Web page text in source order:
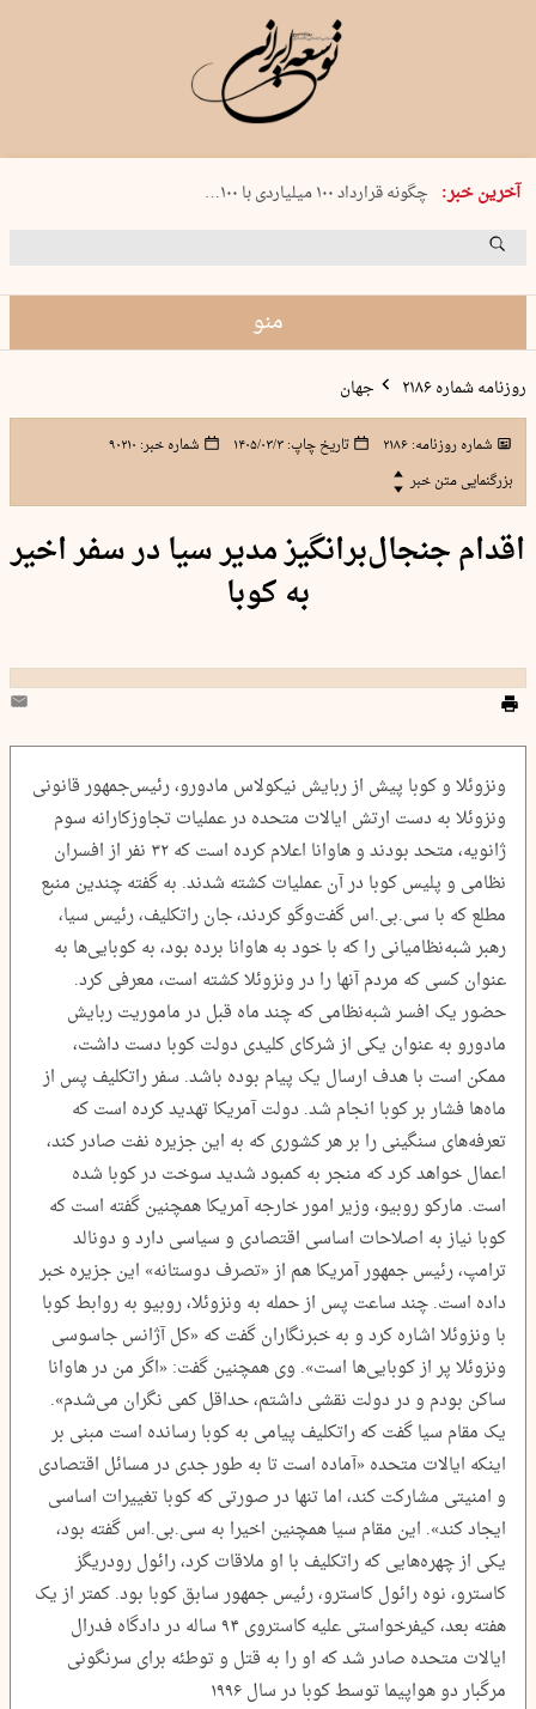
آخرین خبر:
شنبه 17 مرداد 1405 شماره 2244
چگونه قرارداد ۱۰۰ میلیاردی با ۱۰۰…
پنجره‌ای که باز نشد
منو
روزنامه شماره ۲۱۸۶ جهان
شماره روزنامه:۲۱۸۶ تاریخ چاپ:۱۴۰۵/۰۳/۳ شماره خبر: ۹۰۲۱۰
بزرگنمایی متن خبر
اقدام جنجال‌برانگیز مدیر سیا در سفر اخیر
به کوبا
ونزوئلا و کوبا پیش از ربایش نیکولاس مادورو، رئیس‌جمهور قانونی
ونزوئلا به دست ارتش ایالات متحده در عملیات تجاوزکارانه سوم
ژانویه، متحد بودند و هاوانا اعلام کرده است که ۳۲ نفر از افسران
نظامی و پلیس کوبا در آن عملیات کشته شدند. به گفته چندین منبع
مطلع که با سی‌.بی‌.اس گفت‌وگو کردند، جان راتکلیف، رئیس سیا،
رهبر شبه‌نظامیانی را که با خود به هاوانا برده بود، به کوبایی‌ها به
عنوان کسی که مردم آنها را در ونزوئلا کشته است، معرفی کرد.
حضور یک افسر شبه‌نظامی که چند ماه قبل در ماموریت ربایش
مادورو به عنوان یکی از شرکای کلیدی دولت کوبا دست داشت،
ممکن است با هدف ارسال یک پیام بوده باشد. سفر راتکلیف پس از
ماه‌ها فشار بر کوبا انجام شد. دولت آمریکا تهدید کرده است که
تعرفه‌های سنگینی را بر هر کشوری که به این جزیره نفت صادر کند،
اعمال خواهد کرد که منجر به کمبود شدید سوخت در کوبا شده
است. مارکو روبیو، وزیر امور خارجه آمریکا همچنین گفته است که
کوبا نیاز به اصلاحات اساسی اقتصادی و سیاسی دارد و دونالد
ترامپ، رئیس جمهور آمریکا هم از «تصرف دوستانه» این جزیره خبر
داده است. چند ساعت پس از حمله به ونزوئلا، روبیو به روابط کوبا
با ونزوئلا اشاره کرد و به خبرنگاران گفت که «کل آژانس جاسوسی
ونزوئلا پر از کوبایی‌ها است». وی همچنین گفت: «اگر من در هاوانا
ساکن بودم و در دولت نقشی داشتم، حداقل کمی نگران می‌شدم».
یک مقام سیا گفت که راتکلیف پیامی به کوبا رسانده است مبنی بر
اینکه ایالات متحده «آماده است تا به طور جدی در مسائل اقتصادی
و امنیتی مشارکت کند، اما تنها در صورتی که کوبا تغییرات اساسی
ایجاد کند». این مقام سیا همچنین اخیرا به سی.‌بی.اس گفته بود،
یکی از چهره‌هایی که راتکلیف با او ملاقات کرد، رائول رودریگز
کاسترو، نوه رائول کاسترو، رئیس جمهور سابق کوبا بود. کمتر از یک
هفته بعد، کیفرخواستی علیه کاستروی ۹۴ ساله در دادگاه فدرال
ایالات متحده صادر شد که او را به قتل و توطئه برای سرنگونی
مرگبار دو هواپیما توسط کوبا در سال ۱۹۹۶